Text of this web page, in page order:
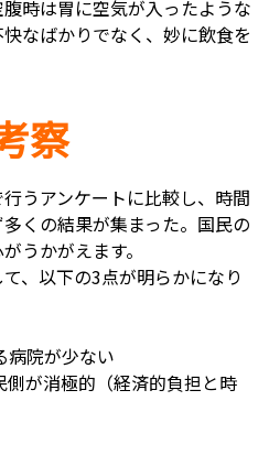
時は胃に空気が入ったような
なばかりでなく、妙に飲食を
察
うアンケートに比較し、時間
くの結果が集まった。国民の
うかがえます。
、以下の3点が明らかになり
院が少ない
が消極的（経済的負担と時